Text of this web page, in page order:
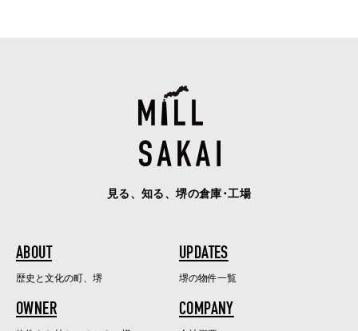
見る、知る、堺の倉庫･工場
ABOUT
歴史と文化の町、堺
UPDATES
堺の物件一覧
OWNER COMPANY